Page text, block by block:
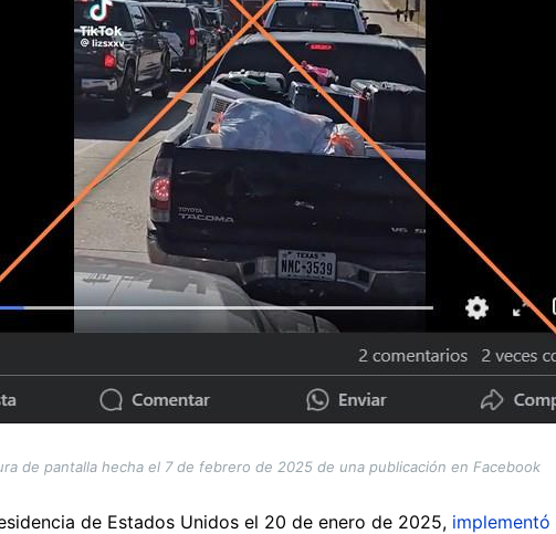
de pantalla hecha el 7 de febrero de 2025 de una publicación en Facebook
de Estados Unidos el 20 de enero de 2025, implementó